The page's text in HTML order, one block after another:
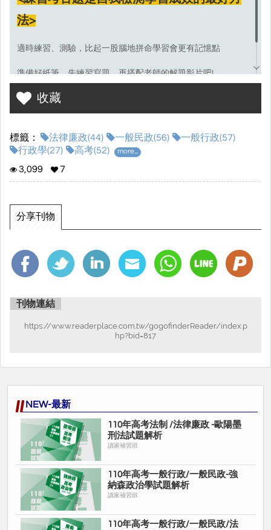
法>
適時練習、測驗，比起一股腦地拼命學習會更有記憶點
準備好紙筆，先練習寫題，再搭配老師的解題影片吧!
考選部試題連結☞
收藏
標籤： 法律廉政(44) 一般民政(56)
一般行政(57)
行政學(27)
高考(52) more...
3,099 7
分享刊物
刊物連結
https://www.readerplace.com.tw/gogofinderReader/index.p
hp?bid=817
NEW-最新
110年高考法制 /法律廉政 -歐陽墨
刑法試題解析
讀家補習班
110年高考一般行政/一般民政-強
納森政治學試題解析
讀家補習班
110年高考一般行政/一般民政/法